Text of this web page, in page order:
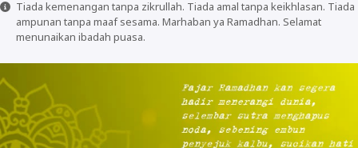
Tiada kemenangan tanpa zikrullah. Tiada amal tanpa keikhlasan. Tiada
ampunan tanpa maaf sesama. Marhaban ya Ramadhan. Selamat
menunaikan ibadah puasa.